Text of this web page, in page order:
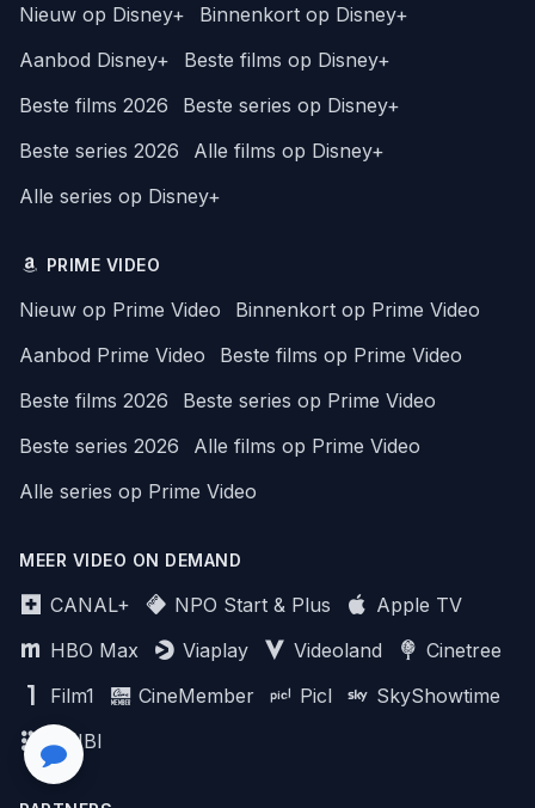
Nieuw op Disney+
Binnenkort op Disney+
Aanbod Disney+
Beste films op Disney+
Beste films 2026
Beste series op Disney+
Beste series 2026
Alle films op Disney+
Alle series op Disney+
PRIME VIDEO
Nieuw op Prime Video
Binnenkort op Prime Video
Aanbod Prime Video
Beste films op Prime Video
Beste films 2026
Beste series op Prime Video
Beste series 2026
Alle films op Prime Video
Alle series op Prime Video
MEER VIDEO ON DEMAND
CANAL+ NPO Start & Plus
Apple TV
HBO Max
Viaplay Videoland
Cinetree
Film1
CineMember Picl
SkyShowtime
MUBI